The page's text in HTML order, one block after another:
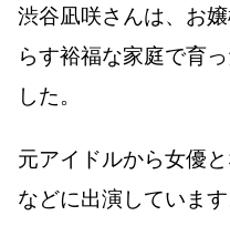
渋谷凪咲さんは、お
らす裕福な家庭で育
した。
元アイドルから女優
などに出演しています